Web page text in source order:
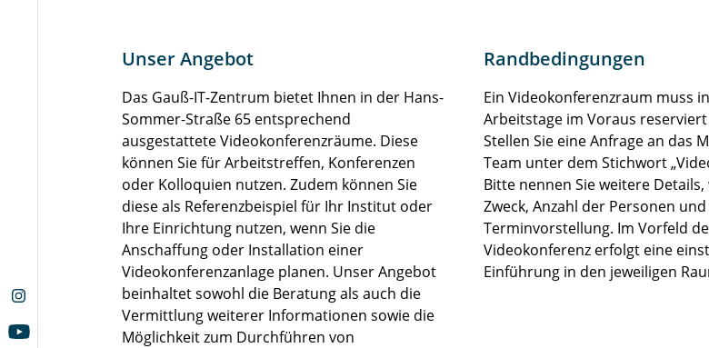
Unser Angebot
Das Gauß-IT-Zentrum bietet Ihnen in der Hans-
Sommer-Straße 65 entsprechend
ausgestattete Videokonferenzräume. Diese
können Sie für Arbeitstreffen, Konferenzen
oder Kolloquien nutzen. Zudem können Sie
diese als Referenzbeispiel für Ihr Institut oder
Ihre Einrichtung nutzen, wenn Sie die
Anschaffung oder Installation einer
Videokonferenzanlage planen. Unser Angebot
beinhaltet sowohl die Beratung als auch die
Vermittlung weiterer Informationen sowie die
Möglichkeit zum Durchführen von
Randbedingungen
Ein Videokonferenzraum muss
Arbeitstage im Voraus
Stellen Sie eine Anfrage an das
Team unter dem Stichwort
Bitte nennen Sie weitere Details,
Zweck, Anzahl der Personen
Terminvorstellung. Im Vorfeld
Videokonferenz erfolgt eine
Einführung in den jeweiligen